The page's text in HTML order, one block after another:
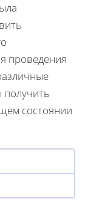
проведения
получить
состоянии